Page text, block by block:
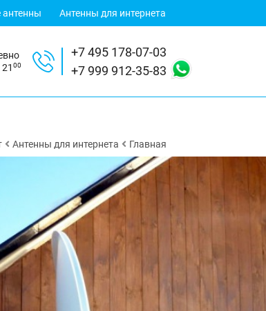
антенны Антенны для интернета
00
+7 495 178-07-03
+7 999 912-35-83
Антенны для интернета Главная